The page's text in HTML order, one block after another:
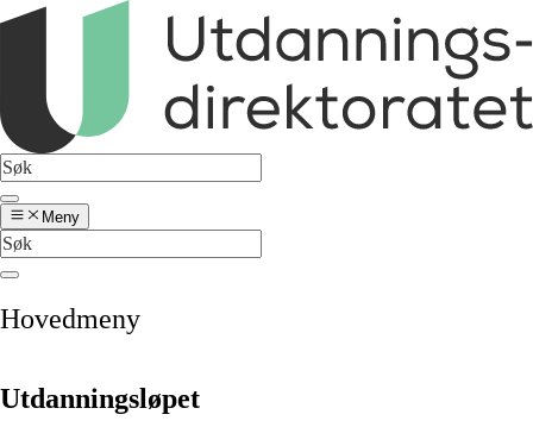
Meny
Hovedmeny
Utdanningsløpet